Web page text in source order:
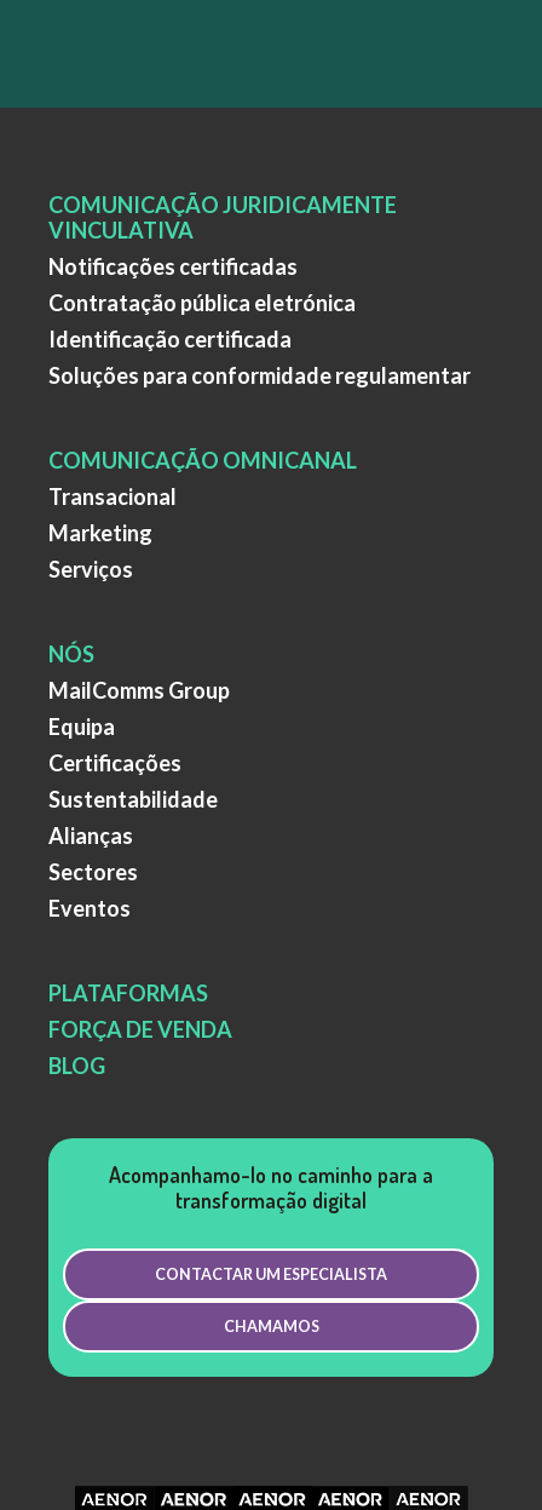
COMUNICAÇÃO JURIDICAMENTE
VINCULATIVA
Notificações certificadas
Contratação pública eletrónica
Identificação certificada
Soluções para conformidade regulamentar
COMUNICAÇÃO OMNICANAL
Transacional
Marketing
Serviços
NÓS
MailComms Group
Equipa
Certificações
Sustentabilidade
Alianças
Sectores
Eventos
PLATAFORMAS
FORÇA DE VENDA
BLOG
Acompanhamo-lo no caminho para a
transformação digital
CONTACTAR UM ESPECIALISTA
CHAMAMOS